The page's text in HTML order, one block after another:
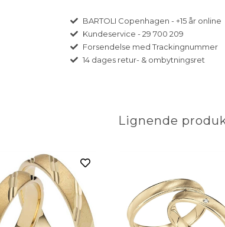
BARTOLI Copenhagen - +15 år online
Kundeservice - 29 700 209
Forsendelse med Trackingnummer
14 dages retur- & ombytningsret
Lignende